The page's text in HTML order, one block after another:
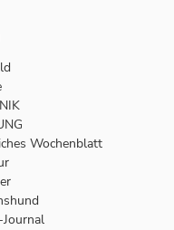
Wochenblatt
Journal